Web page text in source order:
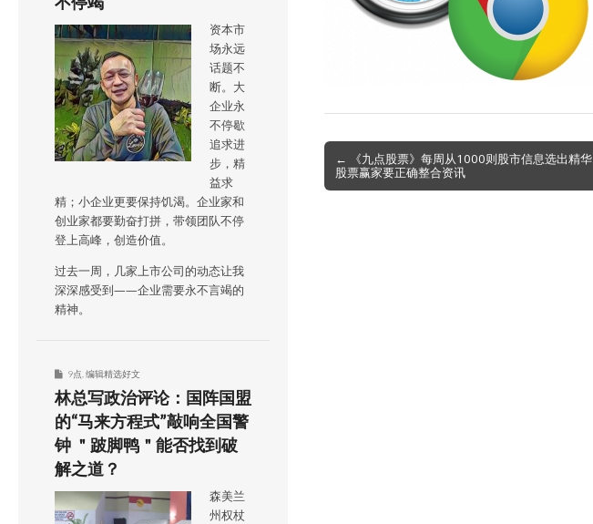
navigation
← 《九点股票》每周从1000则股市信息选出精华
股票赢家要正确整合资讯
资本市
场永远
话题不
断。大
企业永
不停歇
追求进
步，精
益求
精；小企业更要保持饥渴。企业家和
创业家都要勤奋打拼，带领团队不停
登上高峰，创造价值。
过去一周，几家上市公司的动态让我
深深感受到——企业需要永不言竭的
精神。
9点 编辑精选好文
林总写政治评论：国阵国盟
的“马来方程式”敲响全国警
钟 ＂跛脚鸭＂能否找到破
解之道？
森美兰
州权杖